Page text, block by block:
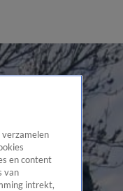
en content
van
intrekt,